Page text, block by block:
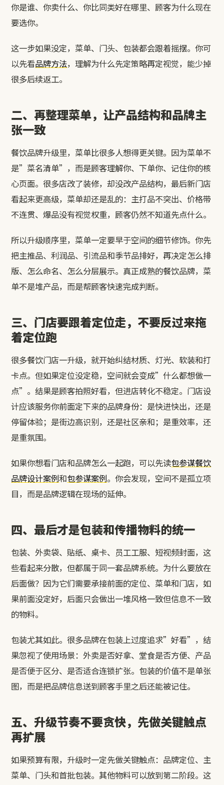
你是谁、你卖什么、你比同类好在哪里、顾客为什么现在
要选你。
这一步如果没定，菜单、门头、包装都会跟着摇摆。你可
以先看品牌方法，理解为什么先定策略再定视觉，能少掉
很多后续返工。
二、再整理菜单，让产品结构和品牌主
张一致
餐饮品牌升级里，菜单比很多人想得更关键。因为菜单不
是”菜名清单”，而是顾客理解你、下单你、记住你的核
心页面。很多店改了装修，却没改产品结构，最后新门店
看起来更高级，菜单却还是乱的：主打品不突出、价格带
不连贯、爆品没有视觉权重，顾客仍然不知道先点什么。
所以升级顺序里，菜单一定要早于空间的细节修饰。你先
把主推品、利润品、引流品和季节品排好，再决定怎么排
版、怎么命名、怎么分层展示。真正成熟的餐饮品牌，菜
单不是堆产品，而是帮顾客快速完成判断。
三、门店要跟着定位走，不要反过来拖
着定位跑
很多餐饮门店一升级，就开始纠结材质、灯光、软装和打
卡点。但如果定位没定稳，空间就会变成”什么都想做一
点”。结果是顾客拍照好看，但进店转化不稳定。门店设
计应该服务你前面定下来的品牌身份：是快进快出，还是
停留体验；是街边高识别，还是社区亲和；是重效率，还
是重氛围。
如果你想看门店和品牌怎么一起跑，可以先读包参谋餐饮
品牌设计案例和包参谋案例。你会发现，空间不是孤立项
目，而是品牌逻辑在现场的延伸。
四、最后才是包装和传播物料的统一
包装、外卖袋、贴纸、桌卡、员工工服、短视频封面，这
些看起来分散，但都属于同一套品牌系统。为什么要放在
后面做？因为它们需要承接前面的定位、菜单和门店，如
果前面没定好，后面只会做出一堆风格一致但信息不一致
的物料。
包装尤其如此。很多品牌在包装上过度追求”好看”，结
果忽视了使用场景：外卖是否好拿、堂食是否方便、产品
是否便于区分、是否适合连锁扩张。包装的价值不是单张
图，而是把品牌信息送到顾客手里之后还能被记住。
五、升级节奏不要贪快，先做关键触点
再扩展
如果预算有限，升级时一定先做关键触点：品牌定位、主
菜单、门头和首批包装。其他物料可以放到第二阶段。这